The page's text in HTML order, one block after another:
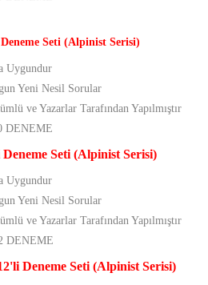
Seti (Alpinist Serisi)
Uygundur
Yeni Nesil Sorular
ve Yazarlar Tarafından Yapılmıştır
DENEME
Seti (Alpinist Serisi)
Uygundur
Yeni Nesil Sorular
ve Yazarlar Tarafından Yapılmıştır
DENEME
Deneme Seti (Alpinist Serisi)